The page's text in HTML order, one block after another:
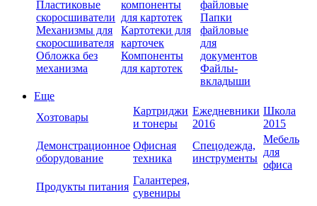
Пластиковые
скоросшиватели
Механизмы для
скоросшивателя
Обложка без
механизма
компоненты
для картотек
Картотеки для
карточек
Компоненты
для картотек
файловые
Папки
файловые
для
документов
Файлы-
вкладыши
Еще
Хозтовары
Картриджи
и тонеры
Ежедневники
2016
Школа
2015
Демонстрационное
оборудование
Офисная
техника
Спецодежда,
инструменты
Мебель
для
офиса
Продукты питания
Галантерея,
сувениры